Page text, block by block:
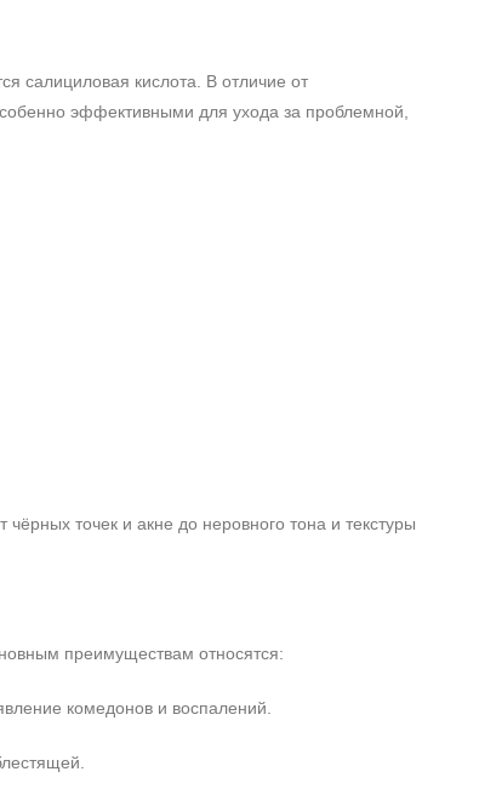
салициловая кислота. В отличие от
эффективными для ухода за проблемной,
точек и акне до неровного тона и текстуры
преимуществам относятся:
комедонов и воспалений.